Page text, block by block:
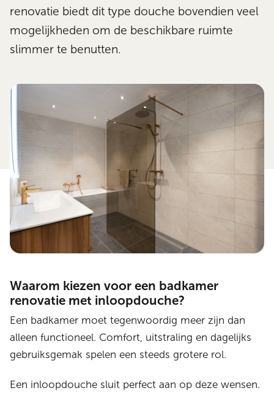
renovatie biedt dit type douche bovendien veel
mogelijkheden om de beschikbare ruimte
slimmer te benutten.
Waarom kiezen voor een badkamer
renovatie met inloopdouche?
Een badkamer moet tegenwoordig meer zijn dan
alleen functioneel. Comfort, uitstraling en dagelijks
gebruiksgemak spelen een steeds grotere rol.
Een inloopdouche sluit perfect aan op deze wensen.